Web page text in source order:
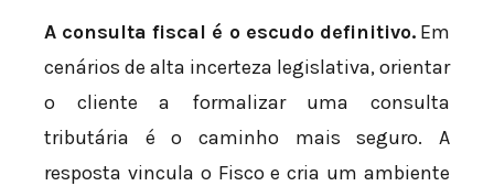
A consulta fiscal é o escudo definitivo.Em
cenários de alta incerteza legislativa, orientar
o cliente a formalizar uma consulta
tributária é o caminho mais seguro. A
resposta vincula o Fisco e cria um ambiente